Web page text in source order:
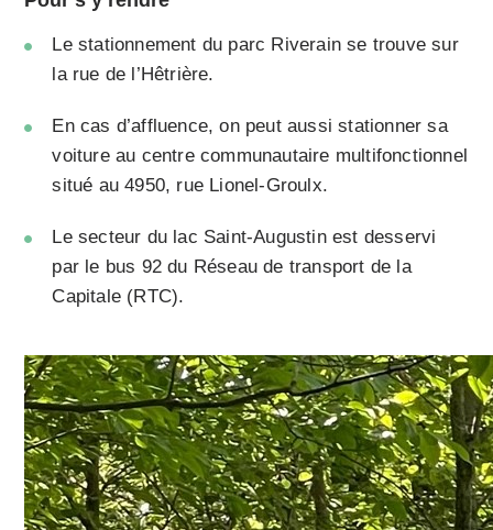
Le stationnement du parc Riverain se trouve sur
la rue de l’Hêtrière.
En cas d’affluence, on peut aussi stationner sa
voiture au centre communautaire multifonctionnel
situé au 4950, rue Lionel-Groulx.
Le secteur du lac Saint-Augustin est desservi
par le bus 92 du Réseau de transport de la
Capitale (RTC).